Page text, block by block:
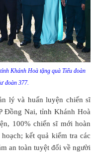
Khánh Hoà tặng quà Tiểu đoàn
đoàn 377.
lý và huấn luyện chiến sĩ
Đồng Nai, tỉnh Khánh Hoà
100% chiến sĩ mới hoàn
kết quả kiểm tra các
an toàn tuyệt đối về người